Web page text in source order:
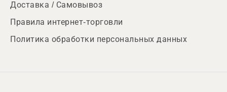
Доставка / Самовывоз
Правила интернет-торговли
Политика обработки персональных данных